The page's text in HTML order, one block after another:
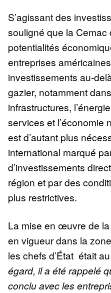
S’agissant des
souligné que la Cemac
potentialités
entreprises
investissements au-
gazier, notamment
infrastructures,
services et l’économie
est d’autant plus
international marqué
d’investissements
région et par des
plus restrictives.
La mise en œuvre de
en vigueur dans la
les chefs d’État était
égard, il a été rappelé
conclu avec les